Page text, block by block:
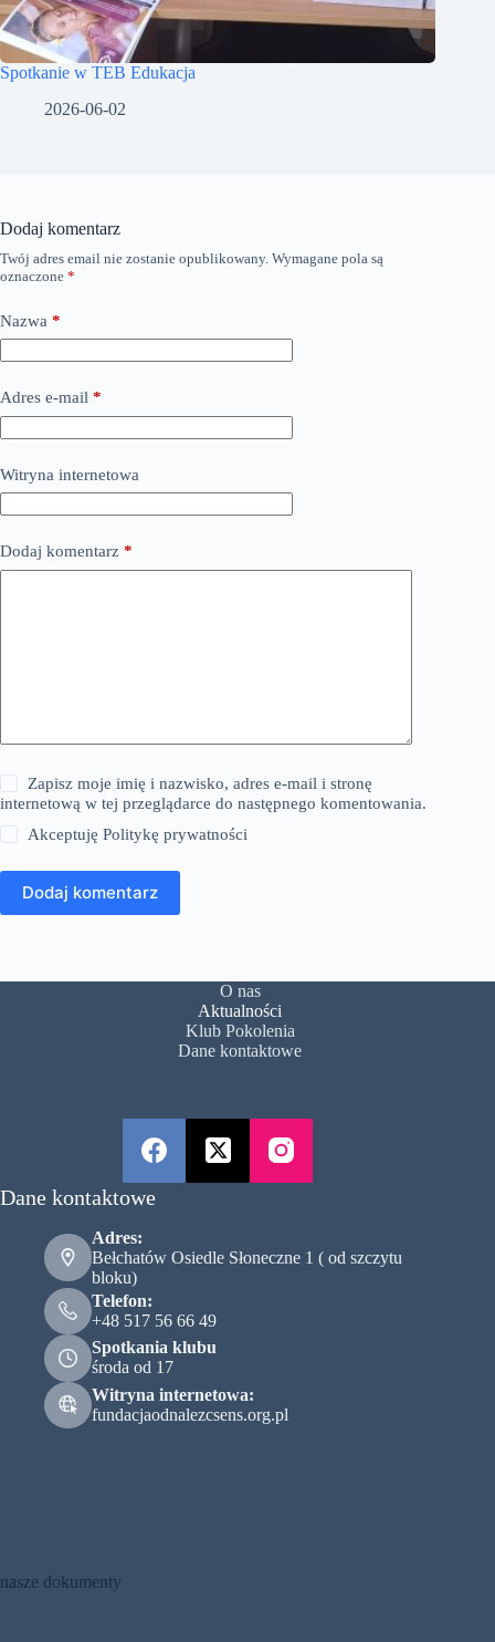
Spotkanie w TEB Edukacja
2026-06-02
Dodaj komentarz
Twój adres email nie zostanie opublikowany. Wymagane pola są
oznaczone *
Nazwa *
Adres e-mail *
Witryna internetowa
Dodaj komentarz *
Zapisz moje imię i nazwisko, adres e-mail i stronę
internetową w tej przeglądarce do następnego komentowania.
AkceptujęPolitykę prywatności
Dodaj komentarz
O nas
Aktualności
Klub Pokolenia
Dane kontaktowe
Dane kontaktowe
Adres:
Bełchatów Osiedle Słoneczne 1 ( od szczytu
bloku)
Telefon:
+48 517 56 66 49
Spotkania klubu
środa od 17
Witryna internetowa:
fundacjaodnalezcsens.org.pl
ze
nasze dokumenty